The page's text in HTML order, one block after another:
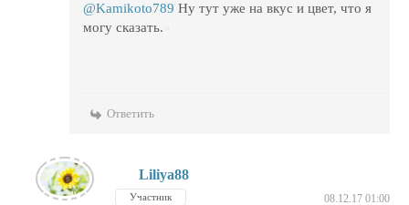
@Kamikoto789 Ну тут уже на вкус и цвет, что я
могу сказать.
Ответить
Liliya88
Участник 08.12.17 01:00